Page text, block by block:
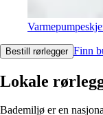
Bestill rørlegger Finn
Lokale
Bademiljø er en